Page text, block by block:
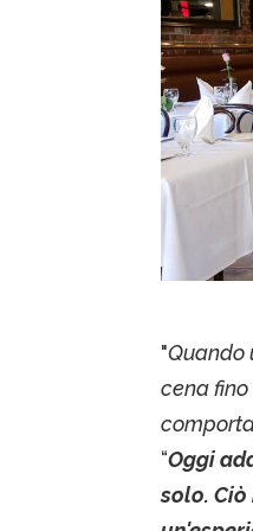
"Quando
cena fino
“Oggi
solo. Ciò